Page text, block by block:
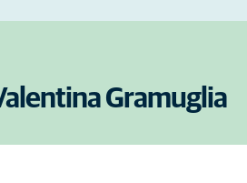
Gramuglia